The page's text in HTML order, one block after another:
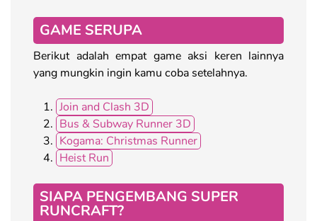
GAME SERUPA
Berikut adalah empat game aksi keren lainnya
yang mungkin ingin kamu coba setelahnya.
Join and Clash 3D
Bus & Subway Runner 3D
Kogama: Christmas Runner
Heist Run
SIAPA PENGEMBANG SUPER
RUNCRAFT?